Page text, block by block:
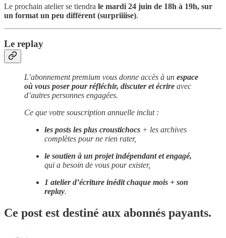
Le prochain atelier se tiendra le mardi 24 juin de 18h à 19h, sur
un format un peu différent (surpriiiise).
Le replay
L’abonnement premium vous donne accès à un espace
où vous poser pour réfléchir, discuter et écrire avec
d’autres personnes engagées.
Ce que votre souscription annuelle inclut :
les posts les plus croustichocs + les archives
complètes pour ne rien rater,
le soutien à un projet indépendant et engagé,
qui a besoin de vous pour exister,
1 atelier d’écriture inédit chaque mois + son
replay.
Ce post est destiné aux abonnés payants.